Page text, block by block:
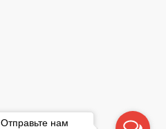
Отправьте нам